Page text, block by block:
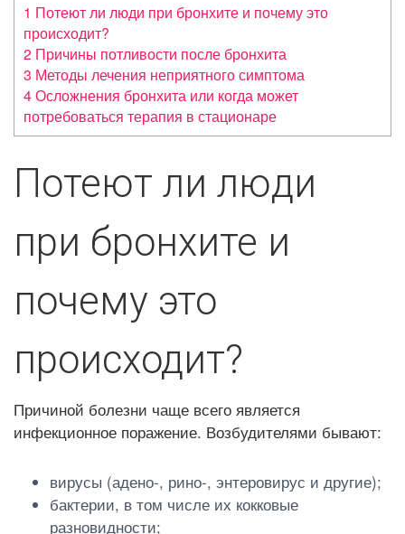
1 Потеют ли люди при бронхите и почему это
происходит?
2 Причины потливости после бронхита
3 Методы лечения неприятного симптома
4Осложнения бронхита или когда может
потребоваться терапия в стационаре
Потеют ли люди
при бронхите и
почему это
происходит?
Причиной болезни чаще всего является
инфекционное поражение. Возбудителями бывают:
вирусы (адено-, рино-, энтеровирус и другие);
бактерии, в том числе их кокковые
разновидности;